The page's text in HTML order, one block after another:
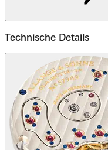
Technische Details